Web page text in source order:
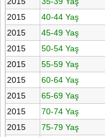
2015
40-44 Yaş
2015
45-49 Yaş
2015
50-54 Yaş
2015
55-59 Yaş
2015
60-64 Yaş
2015
65-69 Yaş
2015
70-74 Yaş
2015
75-79 Yaş